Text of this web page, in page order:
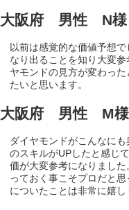
大阪府 男性 N様
以前は感覚的な価値予想
なり出ることを知り大変
ヤモンドの見方が変わっ
たいと思います。
大阪府 男性 M様
ダイヤモンドがこんなに
のスキルがUPしたと感じ
価が大変参考になりまし
っておく事こそプロだと
についたことは非常に嬉し